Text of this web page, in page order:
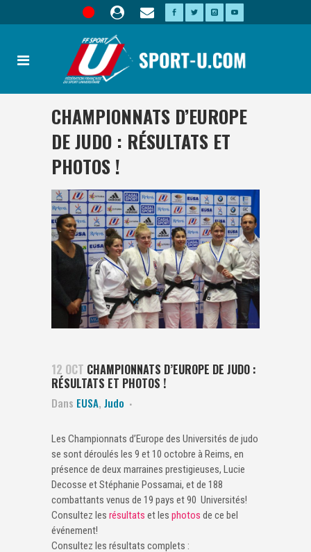
CHAMPIONNATS D’EUROPE
DE JUDO : RÉSULTATS ET
PHOTOS !
12 OCT CHAMPIONNATS D’EUROPE DE JUDO :
RÉSULTATS ET PHOTOS !
Dans EUSA, Judo
Les Championnats d’Europe des Universités de judo
se sont déroulés les 9 et 10 octobre à Reims, en
présence de deux marraines prestigieuses, Lucie
Decosse et Stéphanie Possamai, et de 188
combattants venus de 19 pays et 90 Universités!
Consultez les résultats et les photos de ce bel
événement!
Consultez les résultats complets :